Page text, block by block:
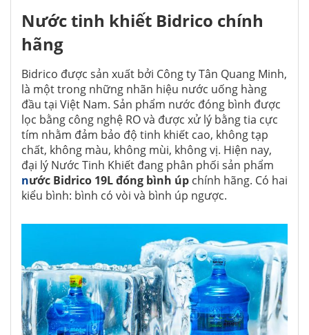
Nước tinh khiết Bidrico chính
hãng
Bidrico được sản xuất bởi Công ty Tân Quang Minh,
là một trong những nhãn hiệu nước uống hàng
đầu tại Việt Nam. Sản phẩm nước đóng bình được
lọc bằng công nghệ RO và được xử lý bằng tia cực
tím nhằm đảm bảo độ tinh khiết cao, không tạp
chất, không màu, không mùi, không vị. Hiện nay,
đại lý Nước Tinh Khiết đang phân phối sản phẩm
nước Bidrico 19L đóng bình úp chính hãng. Có hai
kiểu bình: bình có vòi và bình úp ngược.